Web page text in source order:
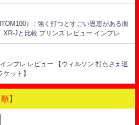
） : 強く打つとすごい恩恵がある面
XR-Jと比較 プリンス レビュー インプレ
ンプレ レビュー 【ウィルソン 打点さえ遅
ット】
】